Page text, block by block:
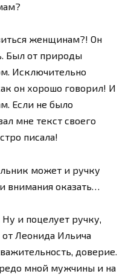
женщинам?! Он
Был от природы
Исключительно
он хорошо говорил! И
Если не было
мне текст своего
писала!
может и ручку
внимания оказать…
и поцелует ручку,
от Леонида Ильича
доверие.
мной мужчины и на